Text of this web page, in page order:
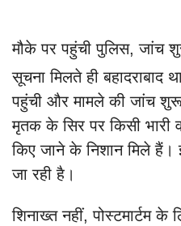
मौके पर पहुंची पुलिस, जांच
सूचना मिलते ही बहादराबाद
पहुंची और मामले की जांच
मृतक के सिर पर किसी भारी
किए जाने के निशान मिले
जा रही है।
शिनाख्त नहीं, पोस्टमार्टम के